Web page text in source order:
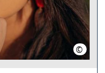
© Trina